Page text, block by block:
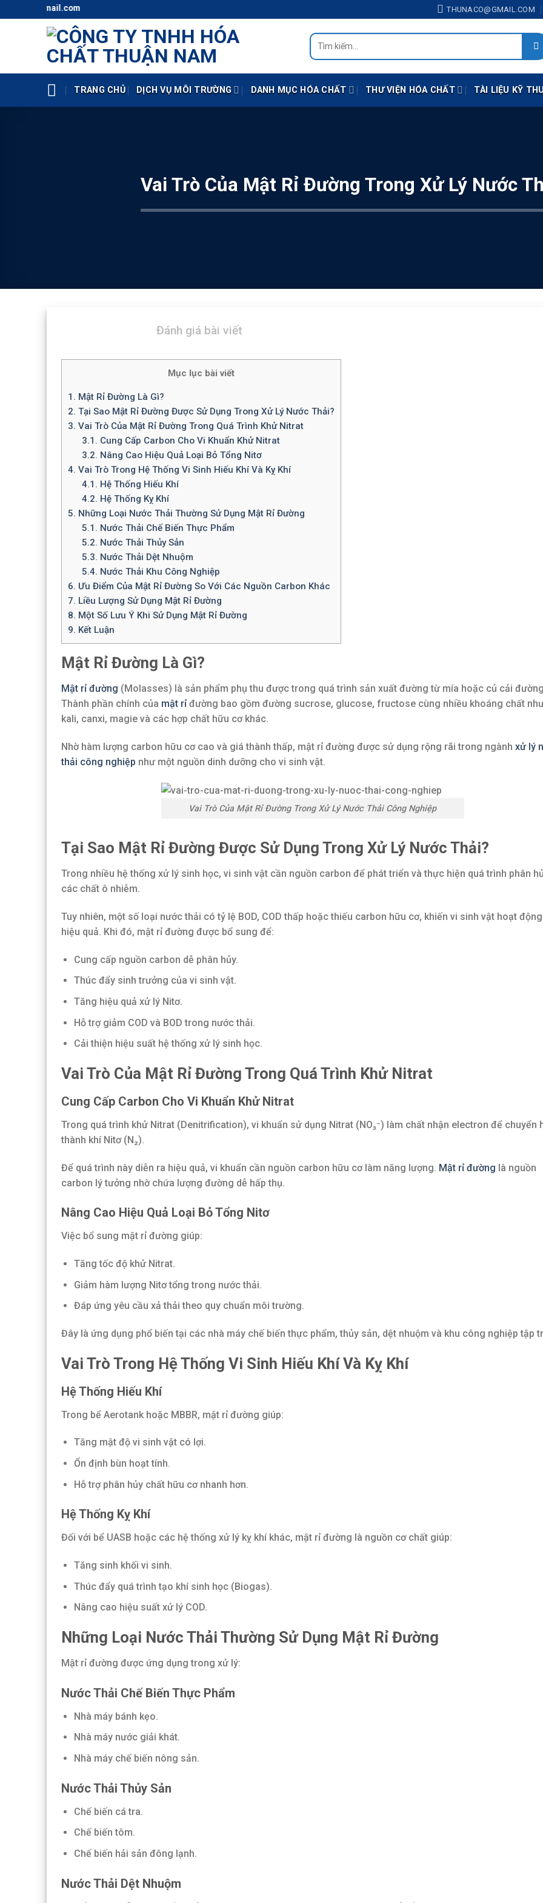
to
THUNACO@GMAIL.COM
Tìm
kiếm:
TRANG CHỦ DỊCH VỤ MÔI TRƯỜNG DANH MỤC HÓA CHẤT THƯ VIỆN HÓA CHẤT TÀI LIỆU KỸ
Vai Trò Của Mật Rỉ Đường Trong Xử Lý Nước
Đánh giá bài viết
Mục lục bài viết
1. Mật Rỉ Đường Là Gì?
2. Tại Sao Mật Rỉ Đường Được Sử Dụng Trong Xử Lý Nước Thải?
3. Vai Trò Của Mật Rỉ Đường Trong Quá Trình Khử Nitrat
3.1. Cung Cấp Carbon Cho Vi Khuẩn Khử Nitrat
3.2. Nâng Cao Hiệu Quả Loại Bỏ Tổng Nitơ
4. Vai Trò Trong Hệ Thống Vi Sinh Hiếu Khí Và Kỵ Khí
4.1. Hệ Thống Hiếu Khí
4.2. Hệ Thống Kỵ Khí
5. Những Loại Nước Thải Thường Sử Dụng Mật Rỉ Đường
5.1. Nước Thải Chế Biến Thực Phẩm
5.2. Nước Thải Thủy Sản
5.3. Nước Thải Dệt Nhuộm
5.4. Nước Thải Khu Công Nghiệp
6. Ưu Điểm Của Mật Rỉ Đường So Với Các Nguồn Carbon Khác
7. Liều Lượng Sử Dụng Mật Rỉ Đường
8. Một Số Lưu Ý Khi Sử Dụng Mật Rỉ Đường
9. Kết Luận
Mật Rỉ Đường Là Gì?
Mật rỉ đường (Molasses) là sản phẩm phụ thu được trong quá trình sản xuất đường từ mía hoặc củ cải
Thành phần chính của mật rỉ đường bao gồm đường sucrose, glucose, fructose cùng nhiều khoáng chất
kali, canxi, magie và các hợp chất hữu cơ khác.
Nhờ hàm lượng carbon hữu cơ cao và giá thành thấp, mật rỉ đường được sử dụng rộng rãi trong ngành xử lý
thải công nghiệp như một nguồn dinh dưỡng cho vi sinh vật.
Vai Trò Của Mật Rỉ Đường Trong Xử Lý Nước Thải Công Nghiệp
Tại Sao Mật Rỉ Đường Được Sử Dụng Trong Xử Lý Nước Thải?
Trong nhiều hệ thống xử lý sinh học, vi sinh vật cần nguồn carbon để phát triển và thực hiện quá trình phân
các chất ô nhiễm.
Tuy nhiên, một số loại nước thải có tỷ lệ BOD, COD thấp hoặc thiếu carbon hữu cơ, khiến vi sinh vật hoạt
hiệu quả. Khi đó, mật rỉ đường được bổ sung để:
Cung cấp nguồn carbon dễ phân hủy.
Thúc đẩy sinh trưởng của vi sinh vật.
Tăng hiệu quả xử lý Nitơ.
Hỗ trợ giảm COD và BOD trong nước thải.
Cải thiện hiệu suất hệ thống xử lý sinh học.
Vai Trò Của Mật Rỉ Đường Trong Quá Trình Khử Nitrat
Cung Cấp Carbon Cho Vi Khuẩn Khử Nitrat
Trong quá trình khử Nitrat (Denitrification), vi khuẩn sử dụng Nitrat (NO₃⁻) làm chất nhận electron để chuyển
thành khí Nitơ (N₂).
Để quá trình này diễn ra hiệu quả, vi khuẩn cần nguồn carbon hữu cơ làm năng lượng. Mật rỉ đường là nguồn
carbon lý tưởng nhờ chứa lượng đường dễ hấp thụ.
Nâng Cao Hiệu Quả Loại Bỏ Tổng Nitơ
Việc bổ sung mật rỉ đường giúp:
Tăng tốc độ khử Nitrat.
Giảm hàm lượng Nitơ tổng trong nước thải.
Đáp ứng yêu cầu xả thải theo quy chuẩn môi trường.
Đây là ứng dụng phổ biến tại các nhà máy chế biến thực phẩm, thủy sản, dệt nhuộm và khu công nghiệp tập
Vai Trò Trong Hệ Thống Vi Sinh Hiếu Khí Và Kỵ Khí
Hệ Thống Hiếu Khí
Trong bể Aerotank hoặc MBBR, mật rỉ đường giúp:
Tăng mật độ vi sinh vật có lợi.
Ổn định bùn hoạt tính.
Hỗ trợ phân hủy chất hữu cơ nhanh hơn.
Hệ Thống Kỵ Khí
Đối với bể UASB hoặc các hệ thống xử lý kỵ khí khác, mật rỉ đường là nguồn cơ chất giúp:
Tăng sinh khối vi sinh.
Thúc đẩy quá trình tạo khí sinh học (Biogas).
Nâng cao hiệu suất xử lý COD.
Những Loại Nước Thải Thường Sử Dụng Mật Rỉ Đường
Mật rỉ đường được ứng dụng trong xử lý:
Nước Thải Chế Biến Thực Phẩm
Nhà máy bánh kẹo.
Nhà máy nước giải khát.
Nhà máy chế biến nông sản.
Nước Thải Thủy Sản
Chế biến cá tra.
Chế biến tôm.
Chế biến hải sản đông lạnh.
Nước Thải Dệt Nhuộm